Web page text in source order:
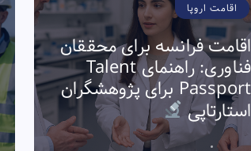
اقامت اروپا
اقامت فرانسه برای محققان
فناوری: راهنمای Talent
Passport برای پژوهشگران
استارتاپی